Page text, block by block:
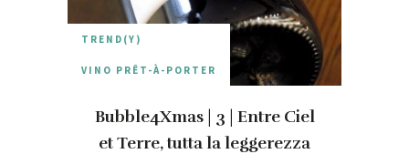
TREND(Y)
VINO PRÊT-À-PORTER
Bubble4Xmas | 3 | Entre Ciel
et Terre, tutta la leggerezza